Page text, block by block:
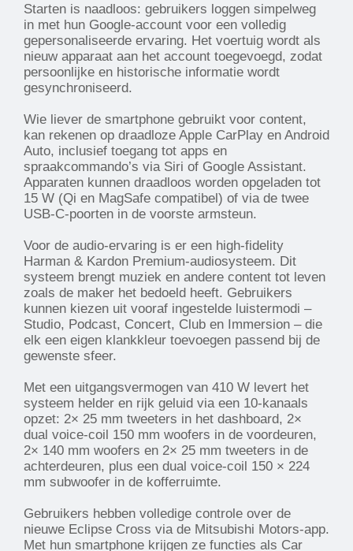
Starten is naadloos: gebruikers loggen simpelweg
in met hun Google-account voor een volledig
gepersonaliseerde ervaring. Het voertuig wordt als
nieuw apparaat aan het account toegevoegd, zodat
persoonlijke en historische informatie wordt
gesynchroniseerd.
Wie liever de smartphone gebruikt voor content,
kan rekenen op draadloze Apple CarPlay en Android
Auto, inclusief toegang tot apps en
spraakcommando’s via Siri of Google Assistant.
Apparaten kunnen draadloos worden opgeladen tot
15 W (Qi en MagSafe compatibel) of via de twee
USB-C-poorten in de voorste armsteun.
Voor de audio-ervaring is er een high-fidelity
Harman & Kardon Premium-audiosysteem. Dit
systeem brengt muziek en andere content tot leven
zoals de maker het bedoeld heeft. Gebruikers
kunnen kiezen uit vooraf ingestelde luistermodi –
Studio, Podcast, Concert, Club en Immersion – die
elk een eigen klankkleur toevoegen passend bij de
gewenste sfeer.
Met een uitgangsvermogen van 410 W levert het
systeem helder en rijk geluid via een 10-kanaals
opzet: 2× 25 mm tweeters in het dashboard, 2×
dual voice-coil 150 mm woofers in de voordeuren,
2× 140 mm woofers en 2× 25 mm tweeters in de
achterdeuren, plus een dual voice-coil 150 × 224
mm subwoofer in de kofferruimte.
Gebruikers hebben volledige controle over de
nieuwe Eclipse Cross via de Mitsubishi Motors-app.
Met hun smartphone krijgen ze functies als Car